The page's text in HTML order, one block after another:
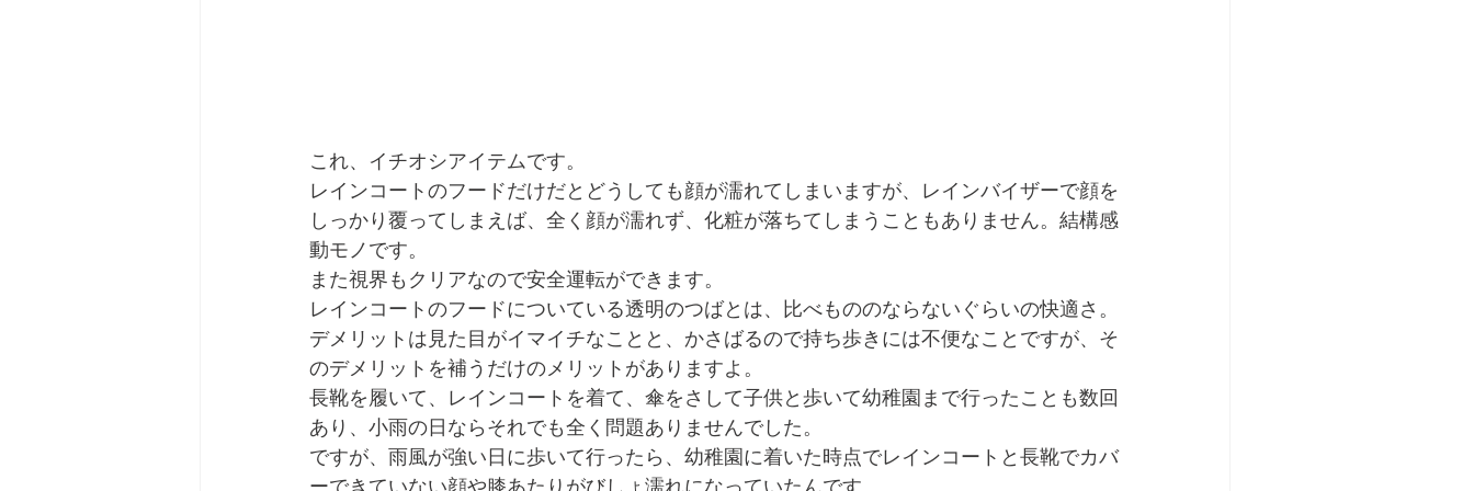
これ、イチオシアイテムです。
レインコートのフードだけだとどうしても顔が濡れてしまいますが、レインバイザーで顔を
しっかり覆ってしまえば、全く顔が濡れず、化粧が落ちてしまうこともありません。結構感
動モノです。
また視界もクリアなので安全運転ができます。
レインコートのフードについている透明のつばとは、比べもののならないぐらいの快適さ。
デメリットは見た目がイマイチなことと、かさばるので持ち歩きには不便なことですが、そ
のデメリットを補うだけのメリットがありますよ。
長靴を履いて、レインコートを着て、傘をさして子供と歩いて幼稚園まで行ったことも数回
あり、小雨の日ならそれでも全く問題ありませんでした。
ですが、雨風が強い日に歩いて行ったら、幼稚園に着いた時点でレインコートと長靴でカバ
ーできていない顔や膝あたりがびしょ濡れになっていたんです。